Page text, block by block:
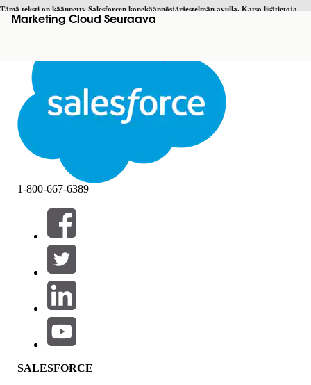
Tämä teksti on käännetty Salesforcen konekäännösjärjestelmän avulla. Katso lisätietoja
täältä . Vaihda englantiin Ei nyt
Sulje
Marketing Cloud Seuraava
Suodattimet (0)
VALITSE SUODATTIMET
Tuotealue
Ominaisuuden vaikutus
1-800-667-6389
SALESFORCE